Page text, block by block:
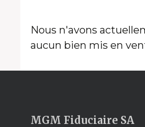
Nous n'avons
aucun bien mis en
MGM Fiduciaire SA